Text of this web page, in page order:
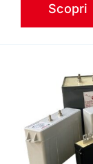
Scopri